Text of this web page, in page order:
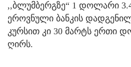
,,ბლუმბერგზე“ 1 დოლარი
ეროვნული ბანკის
კურსით კი 30 მარტს ერთი
ღირს.